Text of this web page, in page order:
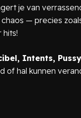
je van
— precies
hits!
Intents,
of hal kunnen